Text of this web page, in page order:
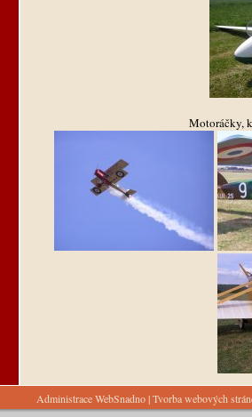
Motoráčky,
Administrace WebSnadno|Tvorba webových